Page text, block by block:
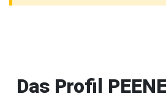
Das Profil